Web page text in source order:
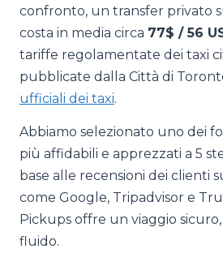
confronto, un transfer privato
costa in media circa 77$ / 56
tariffe regolamentate dei taxi
pubblicate dalla Città di
ufficiali dei taxi.
Abbiamo selezionato uno dei
più affidabili e apprezzati a 5
base alle recensioni dei clienti
come Google, Tripadvisor e
Pickups offre un viaggio
fluido.